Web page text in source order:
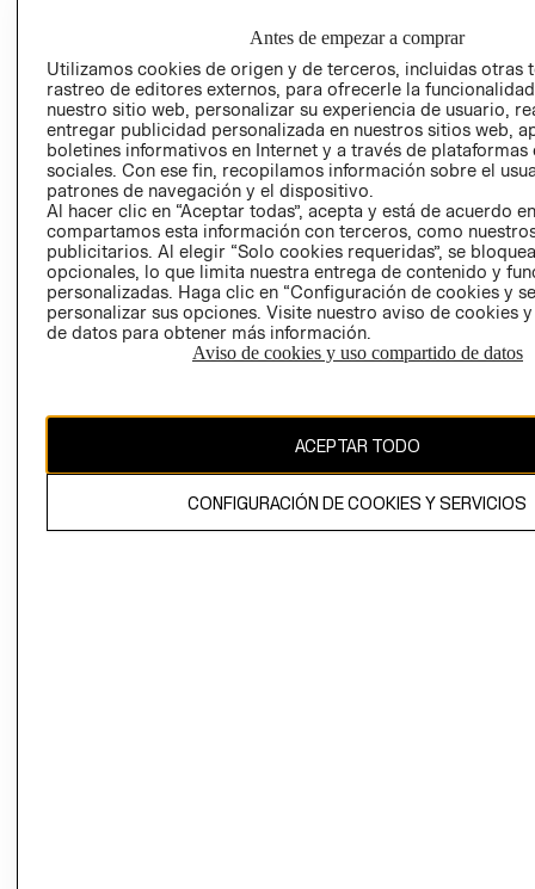
POLÍTICA
EMPRESARIAL
TÉRMINOS Y
CONDICIONES
AVISO DE
PRIVACIDAD
GIFT CARD
COOKIES
CAMBIAR REGIÓN
El contenido de esta página web está protegido por copyright y es
Antes de empezar a comprar
Utilizamos cookies de origen y de terceros, incluidas otras
rastreo de editores externos, para ofrecerle la
nuestro sitio web, personalizar su experiencia de usuario,
entregar publicidad personalizada en nuestros sitios web,
boletines informativos en Internet y a través de plataformas
sociales. Con ese fin, recopilamos información sobre el
patrones de navegación y el dispositivo.
Al hacer clic en “Aceptar todas”, acepta y está de acuerdo
compartamos esta información con terceros, como
publicitarios. Al elegir “Solo cookies requeridas”, se
opcionales, lo que limita nuestra entrega de contenido y
personalizadas. Haga clic en “Configuración de cookies y
personalizar sus opciones. Visite nuestro aviso de cookies
de datos para obtener más información.
Aviso de cookies y uso compartido de datos
ACEPTAR TODO
CONFIGURACIÓN DE COOKIES Y SERVICIOS